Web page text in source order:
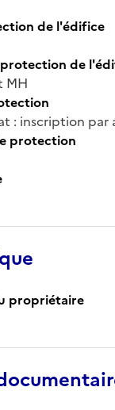
de l'édifice
de
MH
: inscription par
protection
propriétaire